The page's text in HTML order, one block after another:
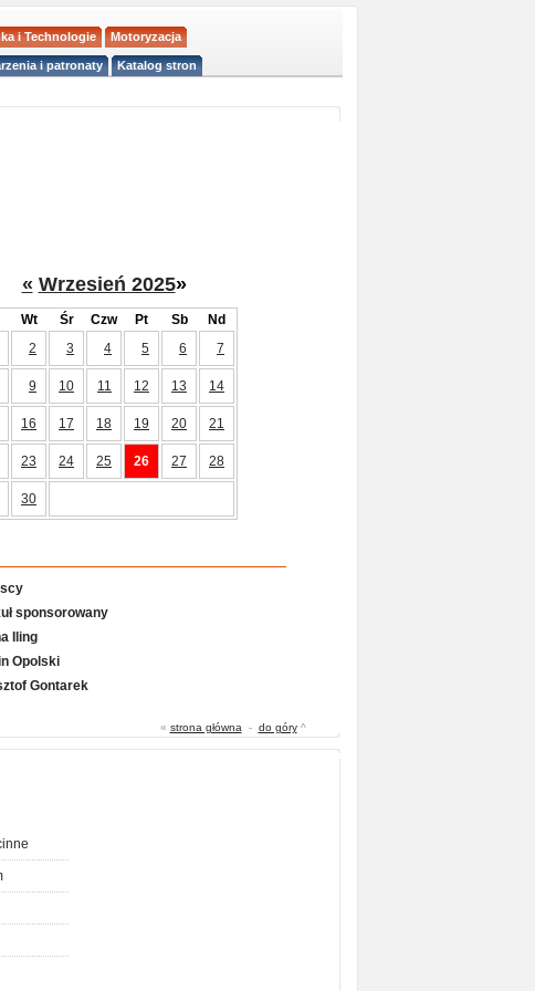
i Technologie Motoryzacja
i patronaty Katalog stron
« Wrzesień 2025»
Wt Śr Czw Pt Sb
Nd
2 3 4 5 6 7
9 10 11 12 13 14
16 17 18 19 20 21
23 24 25 26 27 28
30
sponsorowany
Iling
Opolski
Gontarek
« strona główna - do góry^